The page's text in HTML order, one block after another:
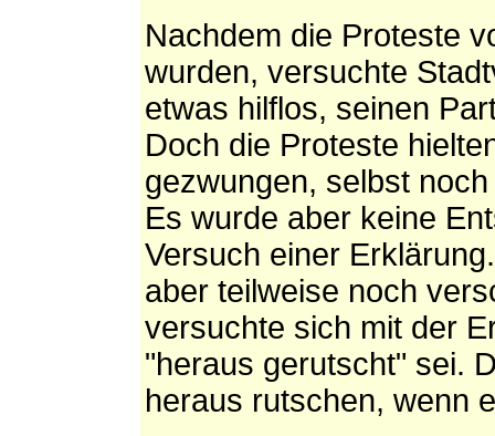
Nachdem die Proteste
wurden, versuchte
etwas hilflos, seinen
Doch die Proteste
gezwungen, selbst
Es wurde aber keine
Versuch einer
aber teilweise noch
versuchte sich mit der
"heraus gerutscht" sei.
heraus rutschen, wenn